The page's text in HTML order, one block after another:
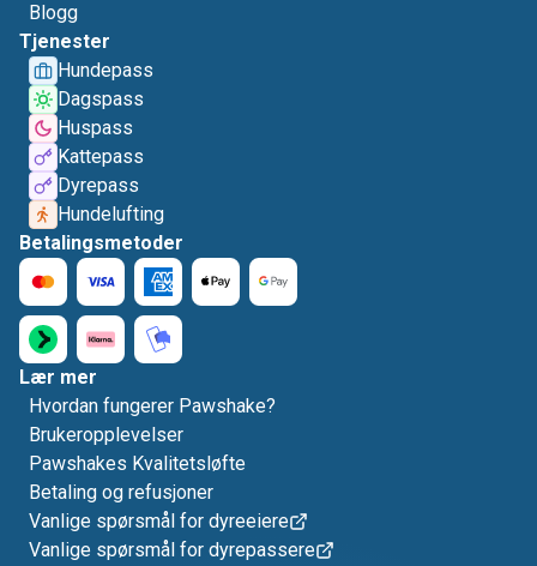
Blogg
Tjenester
Hundepass
Dagspass
Huspass
Kattepass
Dyrepass
Hundelufting
Betalingsmetoder
Lær mer
Hvordan fungerer Pawshake?
Brukeropplevelser
Pawshakes Kvalitetsløfte
Betaling og refusjoner
Vanlige spørsmål for dyreeiere
Vanlige spørsmål for dyrepassere